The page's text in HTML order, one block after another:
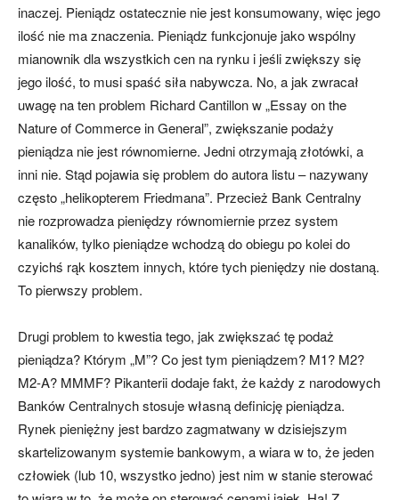
inaczej. Pieniądz ostatecznie nie jest konsumowany, więc jego
ilość nie ma znaczenia. Pieniądz funkcjonuje jako wspólny
mianownik dla wszystkich cen na rynku i jeśli zwiększy się
jego ilość, to musi spaść siła nabywcza. No, a jak zwracał
uwagę na ten problem Richard Cantillon w „Essay on the
Nature of Commerce in General”, zwiększanie podaży
pieniądza nie jest równomierne. Jedni otrzymają złotówki, a
inni nie. Stąd pojawia się problem do autora listu – nazywany
często „helikopterem Friedmana”. Przecież Bank Centralny
nie rozprowadza pieniędzy równomiernie przez system
kanalików, tylko pieniądze wchodzą do obiegu po kolei do
czyichś rąk kosztem innych, które tych pieniędzy nie dostaną.
To pierwszy problem.
Drugi problem to kwestia tego, jak zwiększać tę podaż
pieniądza? Którym „M”? Co jest tym pieniądzem? M1? M2?
M2-A? MMMF? Pikanterii dodaje fakt, że każdy z narodowych
Banków Centralnych stosuje własną definicję pieniądza.
Rynek pieniężny jest bardzo zagmatwany w dzisiejszym
skartelizowanym systemie bankowym, a wiara w to, że jeden
człowiek (lub 10, wszystko jedno) jest nim w stanie sterować